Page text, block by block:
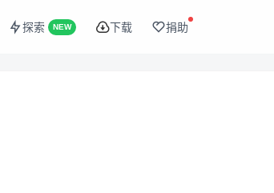
探索 NEW 下载 捐助